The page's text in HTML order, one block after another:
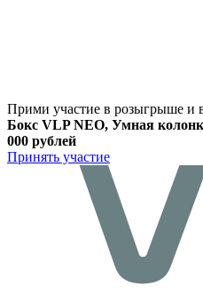
Прими участие в розыгрыше и
Бокс VLP NEO, Умная
000 рублей
Принять участие